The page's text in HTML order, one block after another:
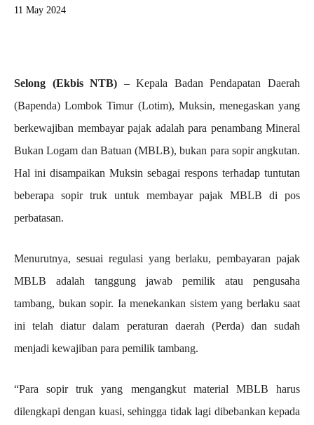
11 May 2024
Selong (Ekbis NTB) – Kepala Badan Pendapatan Daerah
(Bapenda) Lombok Timur (Lotim), Muksin, menegaskan yang
berkewajiban membayar pajak adalah para penambang Mineral
Bukan Logam dan Batuan (MBLB), bukan para sopir angkutan.
Hal ini disampaikan Muksin sebagai respons terhadap tuntutan
beberapa sopir truk untuk membayar pajak MBLB di pos
perbatasan.
Menurutnya, sesuai regulasi yang berlaku, pembayaran pajak
MBLB adalah tanggung jawab pemilik atau pengusaha
tambang, bukan sopir. Ia menekankan sistem yang berlaku saat
ini telah diatur dalam peraturan daerah (Perda) dan sudah
menjadi kewajiban para pemilik tambang.
“Para sopir truk yang mengangkut material MBLB harus
dilengkapi dengan kuasi, sehingga tidak lagi dibebankan kepada